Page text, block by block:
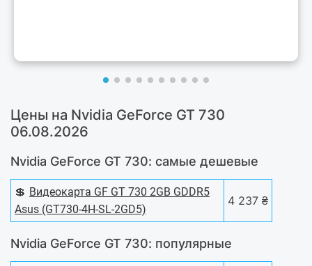
Цены на Nvidia GeForce GT 730
06.08.2026
Nvidia GeForce GT 730: самые дешевые
💲 Видеокарта GF GT 730 2GB GDDR5
Asus (GT730-4H-SL-2GD5)
4 237 ₴
Nvidia GeForce GT 730: популярные